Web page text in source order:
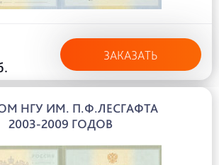
ЗАКАЗАТЬ
НГУ ИМ. П.Ф.ЛЕСГАФТА
2003-2009 ГОДОВ